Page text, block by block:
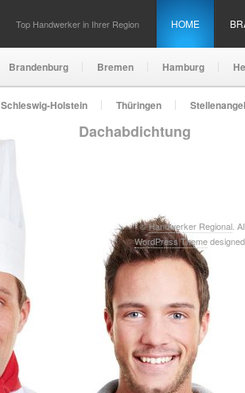
Top Handwerker in Ihrer Region HOME
Brandenburg Bremen Hamburg
Schleswig-Holstein Thüringen
Dachabdichtung
©Handwerker Regional.
WordPress Theme